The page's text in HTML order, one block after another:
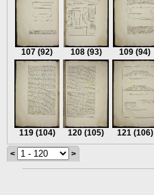
107 (92) 108 (93) 109 (94)
119 (104) 120 (105) 121 (106)
< >